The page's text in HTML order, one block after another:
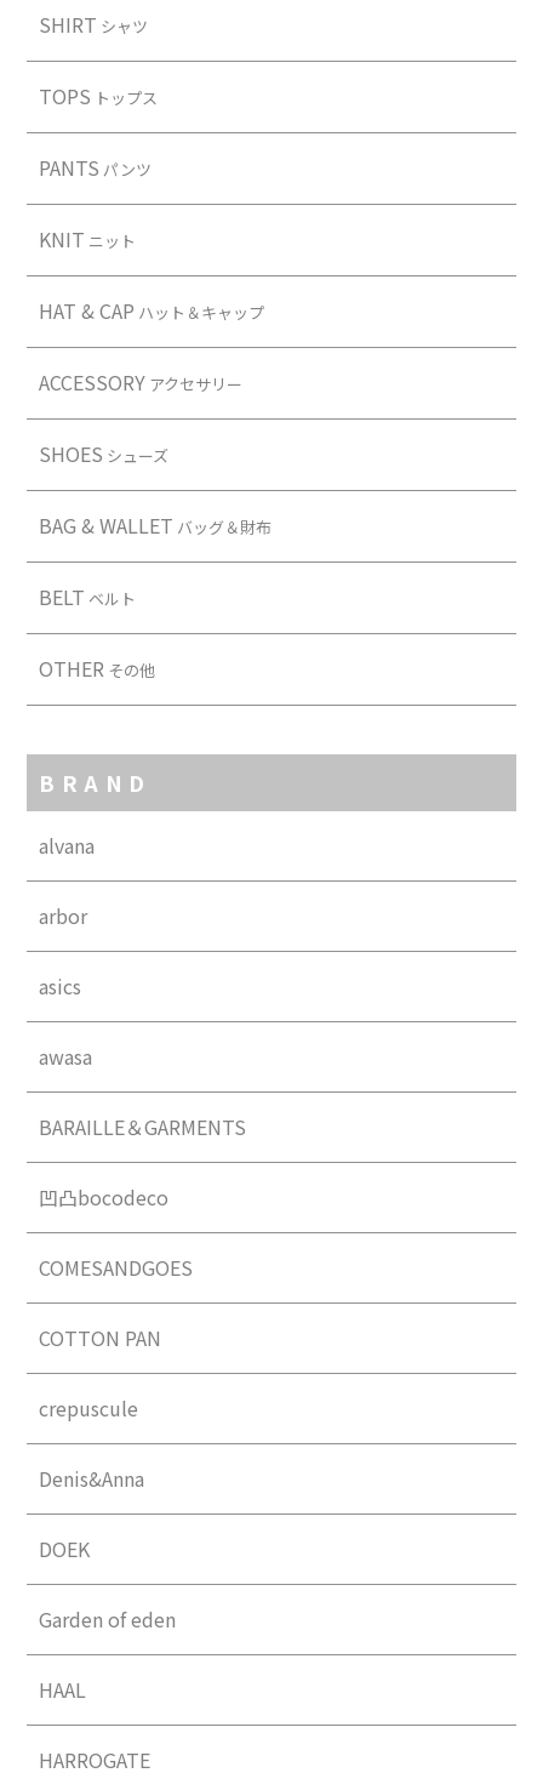
SHIRT シャツ
TOPS トップス
PANTS パンツ
KNIT ニット
HAT & CAP ハット＆キャップ
ACCESSORY アクセサリー
SHOES シューズ
BAG & WALLET バッグ＆財布
BELT ベルト
OTHER その他
BRAND
alvana
arbor
asics
awasa
BARAILLE＆GARMENTS
凹凸bocodeco
COMESANDGOES
COTTON PAN
crepuscule
Denis&Anna
DOEK
Garden of eden
HAAL
HARROGATE